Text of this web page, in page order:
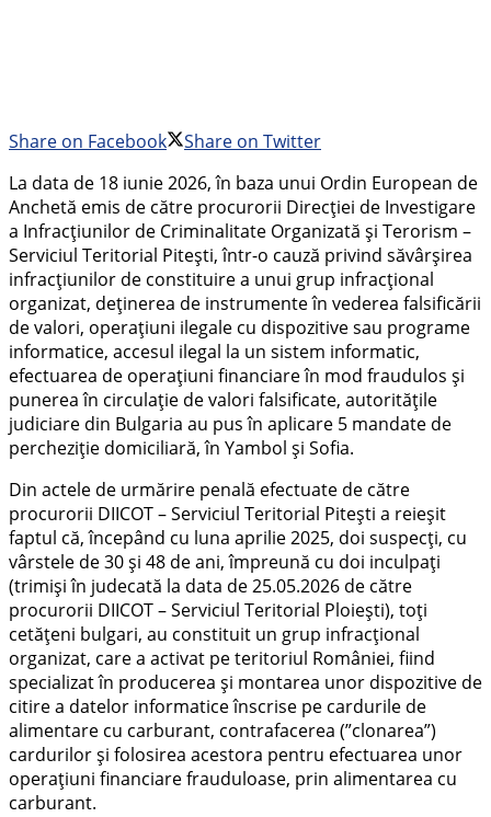
Share on Facebook
Share on Twitter
La data de 18 iunie 2026, în baza unui Ordin European de
Anchetă emis de către procurorii Direcției de Investigare
a Infracțiunilor de Criminalitate Organizată și Terorism –
Serviciul Teritorial Pitești, într-o cauză privind săvârșirea
infracțiunilor de constituire a unui grup infracțional
organizat, deținerea de instrumente în vederea falsificării
de valori, operațiuni ilegale cu dispozitive sau programe
informatice, accesul ilegal la un sistem informatic,
efectuarea de operațiuni financiare în mod fraudulos și
punerea în circulație de valori falsificate, autoritățile
judiciare din Bulgaria au pus în aplicare 5 mandate de
percheziție domiciliară, în Yambol și Sofia.
Din actele de urmărire penală efectuate de către
procurorii DIICOT – Serviciul Teritorial Pitești a reieșit
faptul că, începând cu luna aprilie 2025, doi suspecți, cu
vârstele de 30 și 48 de ani, împreună cu doi inculpați
(trimiși în judecată la data de 25.05.2026 de către
procurorii DIICOT – Serviciul Teritorial Ploiești), toți
cetățeni bulgari, au constituit un grup infracțional
organizat, care a activat pe teritoriul României, fiind
specializat în producerea și montarea unor dispozitive de
citire a datelor informatice înscrise pe cardurile de
alimentare cu carburant, contrafacerea (”clonarea”)
cardurilor și folosirea acestora pentru efectuarea unor
operațiuni financiare frauduloase, prin alimentarea cu
carburant.